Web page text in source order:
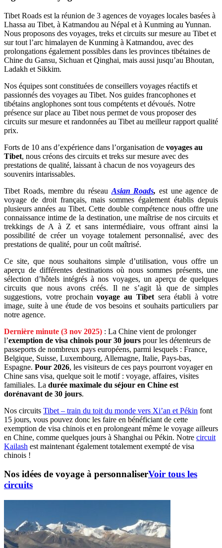
Tibet Roads est la réunion de 3 agences de voyages locales basées à
Lhassa au Tibet, à Katmandou au Népal et à Kunming au Yunnan.
Nous proposons des voyages, treks et circuits sur mesure au Tibet et
sur tout l’arc himalayen de Kunming à Katmandou, avec des
prolongations également possibles dans les provinces tibétaines de
Chine du Gansu, Sichuan et Qinghai, mais aussi jusqu’au Bhoutan,
Ladakh et Sikkim.
Nos équipes sont constituées de conseillers voyages réactifs et
passionnés des voyages au Tibet. Nos guides francophones et
tibétains anglophones sont tous compétents et dévoués. Notre
présence sur place au Tibet nous permet de vous proposer des
circuits sur mesure et randonnées au Tibet au meilleur rapport qualité
prix.
Forts de 10 ans d’expérience dans l’organisation de voyages au
Tibet, nous créons des circuits et treks sur mesure avec des
prestations de qualité, laissant à chacun de nos voyageurs des
souvenirs intarissables.
Tibet Roads, membre du réseau Asian Roads, est une agence de
voyage de droit français, mais sommes également établis depuis
plusieurs années au Tibet. Cette double compétence nous offre une
connaissance intime de la destination, une maîtrise de nos circuits et
trekkings de A à Z et sans intermédiaire, vous offrant ainsi la
possibilité de créer un voyage totalement personnalisé, avec des
prestations de qualité, pour un coût maîtrisé.
Ce site, que nous souhaitons simple d’utilisation, vous offre un
aperçu de différentes destinations où nous sommes présents, une
sélection d’hôtels intégrés à nos voyages, un aperçu de quelques
circuits que nous avons créés. Il ne s’agit là que de simples
suggestions, votre prochainvoyage au Tibet sera établi à votre
image, suite à une étude de vos besoins et souhaits particuliers par
notre agence.
Dernière minute (3 nov 2025) : La Chine vient de prolonger
l’exemption de visa chinois pour 30 jours pour les détenteurs de
passeports de nombreux pays européens, parmi lesquels : France,
Belgique, Suisse, Luxembourg, Allemagne, Italie, Pays-bas,
Espagne. Pour 2026, les visiteurs de ces pays pourront voyager en
Chine sans visa, quelque soit le motif : voyage, affaires, visites
familiales. La durée maximale du séjour en Chine est
dorénavant de 30 jours.
Nos circuits Tibet – train du toit du monde vers Xi’an et Pékin font
15 jours, vous pouvez donc les faire en bénéficiant de cette
exemption de visa chinois et en prolongeant même le voyage ailleurs
en Chine, comme quelques jours à Shanghai ou Pékin. Notre circuit
Kailash est maintenant également totalement exempté de visa
chinois !
Nos idées de voyage à personnaliserVoir tous les
circuits